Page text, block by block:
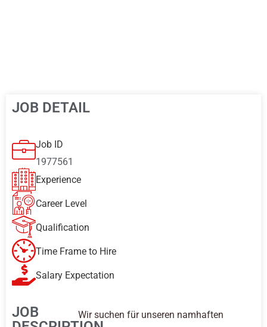
JOB DETAIL
Job ID
1977561
Experience
Career Level
Qualification
Time Frame to Hire
Salary Expectation
JOB
Wir suchen für unseren namhaften